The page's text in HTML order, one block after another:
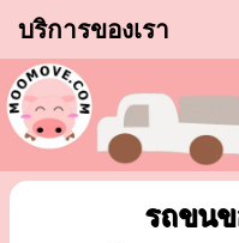
บริการของเรา
รถขนข